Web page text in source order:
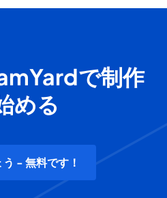
で制作
める
- 無料です！